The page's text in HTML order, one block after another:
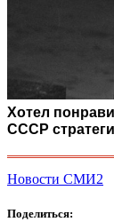
Хотел
СССР
Новости СМИ2
Поделиться: